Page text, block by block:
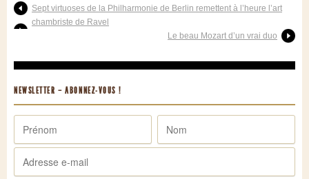
Sept virtuoses de la Philharmonie de Berlin remettent à l’heure l’art
chambriste de Ravel
Le beau Mozart d’un vrai duo
NEWSLETTER – ABONNEZ-VOUS !